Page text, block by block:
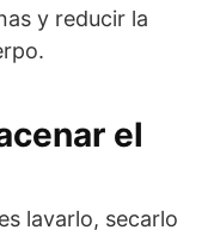
y reducir la
el
lavarlo, secarlo